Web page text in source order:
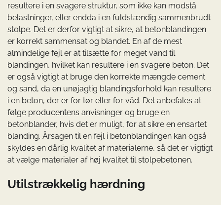
resultere i en svagere struktur, som ikke kan modstå
belastninger, eller endda i en fuldstændig sammenbrudt
stolpe. Det er derfor vigtigt at sikre, at betonblandingen
er korrekt sammensat og blandet. En af de mest
almindelige fejl er at tilsætte for meget vand til
blandingen, hvilket kan resultere i en svagere beton. Det
er også vigtigt at bruge den korrekte mængde cement
og sand, da en unøjagtig blandingsforhold kan resultere
i en beton, der er for tør eller for våd. Det anbefales at
følge producentens anvisninger og bruge en
betonblander, hvis det er muligt, for at sikre en ensartet
blanding. Årsagen til en fejl i betonblandingen kan også
skyldes en dårlig kvalitet af materialerne, så det er vigtigt
at vælge materialer af høj kvalitet til stolpebetonen.
Utilstrækkelig hærdning